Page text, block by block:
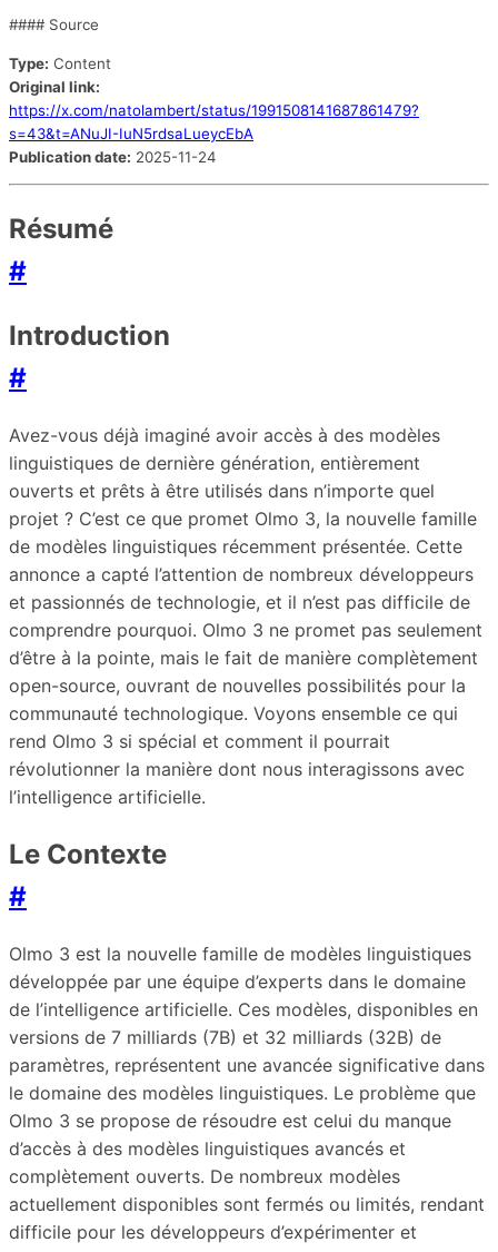
#### Source
Type: Content
Original link:
https://x.com/natolambert/status/1991508141687861479?
s=43&t=ANuJI-IuN5rdsaLueycEbA
Publication date: 2025-11-24
Résumé
#
Introduction
#
Avez-vous déjà imaginé avoir accès à des modèles
linguistiques de dernière génération, entièrement
ouverts et prêts à être utilisés dans n’importe quel
projet ? C’est ce que promet Olmo 3, la nouvelle famille
de modèles linguistiques récemment présentée. Cette
annonce a capté l’attention de nombreux développeurs
et passionnés de technologie, et il n’est pas difficile de
comprendre pourquoi. Olmo 3 ne promet pas seulement
d’être à la pointe, mais le fait de manière complètement
open-source, ouvrant de nouvelles possibilités pour la
communauté technologique. Voyons ensemble ce qui
rend Olmo 3 si spécial et comment il pourrait
révolutionner la manière dont nous interagissons avec
l’intelligence artificielle.
Le Contexte
#
Olmo 3 est la nouvelle famille de modèles linguistiques
développée par une équipe d’experts dans le domaine
de l’intelligence artificielle. Ces modèles, disponibles en
versions de 7 milliards (7B) et 32 milliards (32B) de
paramètres, représentent une avancée significative dans
le domaine des modèles linguistiques. Le problème que
Olmo 3 se propose de résoudre est celui du manque
d’accès à des modèles linguistiques avancés et
complètement ouverts. De nombreux modèles
actuellement disponibles sont fermés ou limités, rendant
difficile pour les développeurs d’expérimenter et